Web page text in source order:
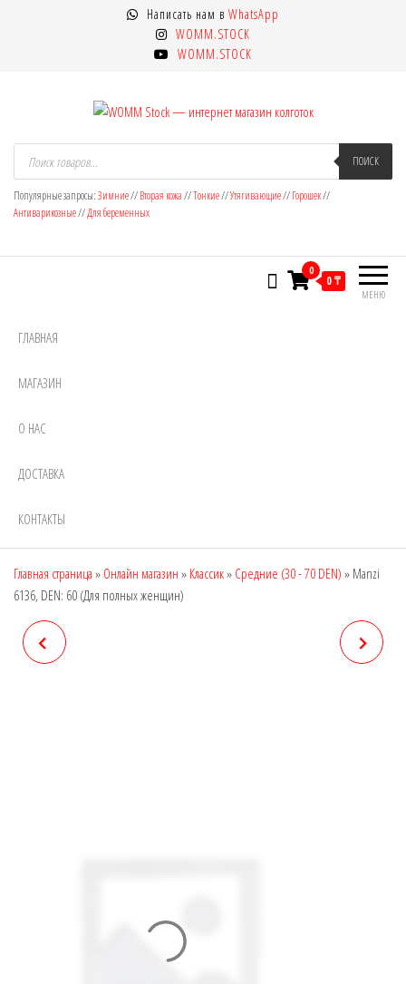
Написать нам в WhatsApp
WOMM.STOCK
WOMM.STOCK
WOMM Stock — интернет магазин
колготок
Колготки MANZI, Naja Street тонкие,
фантазийные, чулки, лосины
Поиск
товаров ПОИСК
Популярные запросы:Зимние//Вторая кожа//Тонкие//Утягивающие//Горошек//
Антиварикозные//Для беременных
МЕНЮ
0
0 ₸
ГЛАВНАЯ
МАГАЗИН
О НАС
ДОСТАВКА
КОНТАКТЫ
Главная страница » Онлайн магазин » Классик» Средние (30 - 70 DEN) » Manzi
6136, DEN: 60 (Для полных женщин)